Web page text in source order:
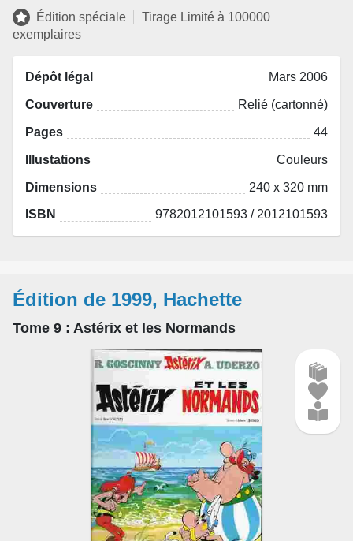
Édition spéciale
Tirage Limité à 100000
exemplaires
Dépôt légal Mars 2006
Couverture Relié (cartonné)
Pages 44
Illustations Couleurs
Dimensions 240 x 320 mm
ISBN 9782012101593 / 2012101593
Édition de 1999, Hachette
Tome 9 : Astérix et les Normands